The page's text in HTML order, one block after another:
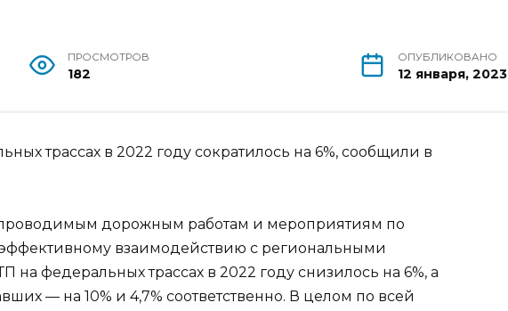
ПРОСМОТРОВ
182
ОПУБЛИКОВАНО
12 января, 2023
трассах в 2022 году сократилось на 6%, сообщили в
дорожным работам и мероприятиям по
эффективному взаимодействию с региональными
на федеральных трассах в 2022 году снизилось на 6%, а
— на 10% и 4,7% соответственно. В целом по всей